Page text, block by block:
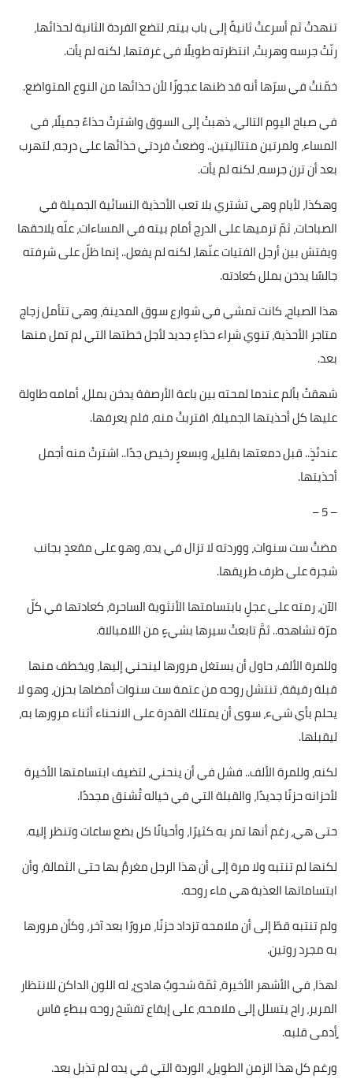
تنهدتْ ثم أسرعتْ ثانيةً إلى باب بيته، لتضع الفردة الثانية لحذائها،
رنّتْ جرسه وهربتْ، انتظرته طويلًا في غرفتها، لكنه لم يأت.
خمّنتْ في سرّها أنه قد ظنها عجوزًا لأن حذائها من النوع المتواضع.
في صباح اليوم التالي، ذهبتْ إلى السوق واشترتْ حذاءً جميلًا، في
المساء، ولمرتين متتاليتين.. وضعتْ فردتي حذائها على درجه، لتهرب
بعد أن ترن جرسه، لكنه لم يأت.
وهكذا، لأيام وهي تشتري بلا تعب الأحذية النسائية الجميلة في
الصباحات، ثمّ ترميها على الدرج أمام بيته في المساءات، علّه يلاحقها
ويفتش بين أرجل الفتيات عنّها، لكنه لم يفعل.. إنما ظلّ على شرفته
جالسًا يدخن بملل كعادته.
هذا الصباح، كانت تمشي في شوارع سوق المدينة، وهي تتأمل زجاج
متاجر الأحذية، تنوي شراء حذاءٍ جديد لأجل خطتها التي لم تمل منها
بعد.
شهقتْ بألم عندما لمحته بين باعة الأرصفة يدخن بملل، أمامه طاولة
عليها كل أحذيتها الجميلة، اقتربتْ منه، فلم يعرفها.
عندئذٍ.. قبل دمعتها بقليل، وبسعرٍ رخيص جدًا.. اشترتْ منه أجمل
أحذيتها.
– 5 –
مضتْ ست سنوات، ووردته لا تزال في يده، وهو على مقعدٍ بجانب
شجرة على طرف طريقها.
الآن، رمته على عجلٍ بابتسامتها الأنثوية الساحرة، كعادتها في كلّ
مرّة تشاهده.. ثمَّ تابعتْ سيرها بشيءٍ من اللامبالاة.
وللمرة الألف، حاول أن يستغل مرورها لينحني إليها، ويخطف منها
قبلة رقيقة، تنتشل روحه من عتمة ست سنوات أمضاها بحزن، وهو لا
يحلم بأي شيء، سوى أن يمتلك القدرة على الانحناء أثناء مرورها به،
ليقبلها.
لكنه، وللمرة الألف.. فشل في أن ينحني، لتضيف ابتسامتها الأخيرة
لأحزانه حزنًا جديدًا، والقبلة التي في خياله تُشنق مجددًا.
حتى هي، رغم أنها تمر به كثيرًا، وأحيانًا كل بضع ساعات وتنظر إليه.
لكنها لم تنتبه ولا مرة إلى أن هذا الرجل مغرمٌ بها حتى الثمالة، وأن
ابتساماتها العذبة هي ماء روحه.
ولم تنتبه قطّ إلى أن ملامحه تزداد حزنًا، مرورًا بعد آخر، وكأن مرورها
به مجرد روتين.
لهذا، في الأشهر الأخيرة، ثمّة شحوبٌ هادئ، له اللون الداكن للانتظار
المرير، راح يتسلل إلى ملامحه، على إيقاع تفسّخ روحه ببطءٍ قاس
ٍأدمى قلبه.
ورغم كل هذا الزمن الطويل، الوردة التي في يده لم تذبل بعد.